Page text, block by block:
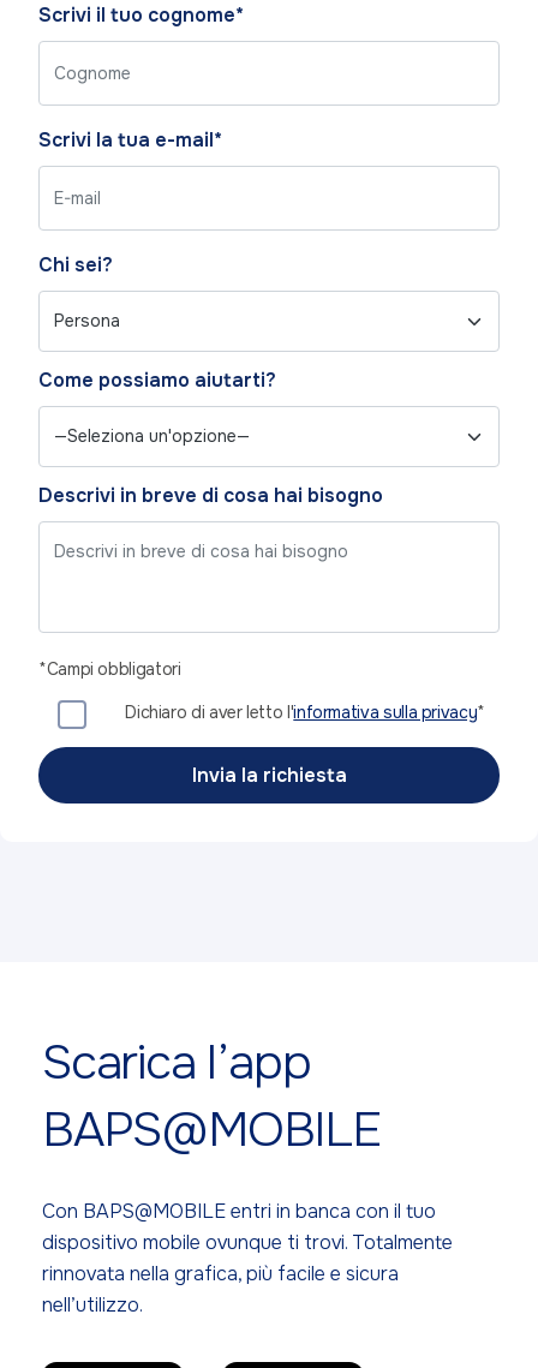
empty.
Scrivi il tuo cognome*
Scrivi la tua e-mail*
Chi sei?
Come possiamo aiutarti?
Descrivi in breve di cosa hai bisogno
*Campi obbligatori
Dichiaro di aver letto l'informativa sulla privacy*
Scarica l’app
BAPS@MOBILE
Con BAPS@MOBILE entri in banca con il tuo
dispositivo mobile ovunque ti trovi. Totalmente
rinnovata nella grafica, più facile e sicura
nell’utilizzo.